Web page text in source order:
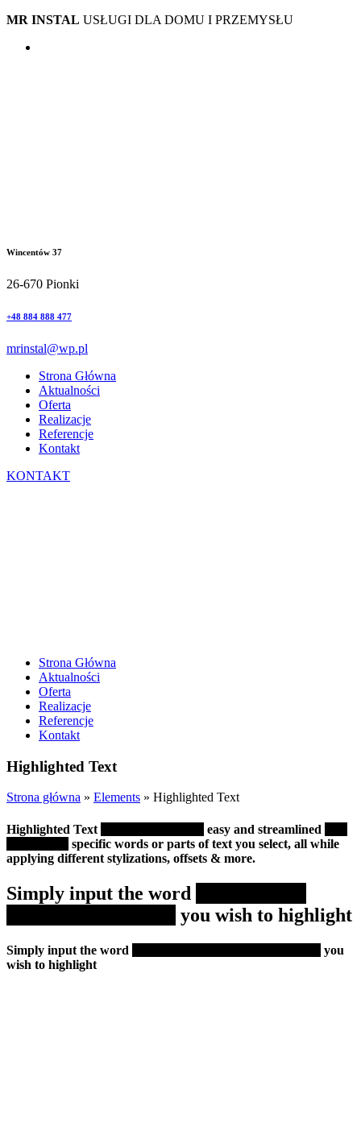
MR INSTAL USŁUGI DLA DOMU I PRZEMYSŁU
Wincentów 37
26-670 Pionki
+48 884 888 477
mrinstal@wp.pl
Strona Główna
Aktualności
Oferta
Realizacje
Referencje
Kontakt
KONTAKT
Strona Główna
Aktualności
Oferta
Realizacje
Referencje
Kontakt
Highlighted Text
Strona główna » Elements » Highlighted Text
Highlighted Text easy and streamlined
specific words or parts of text you select, all while
applying different stylizations, offsets & more.
Simply input the word
you wish to highlight
Simply input the word
you
wish to highlight